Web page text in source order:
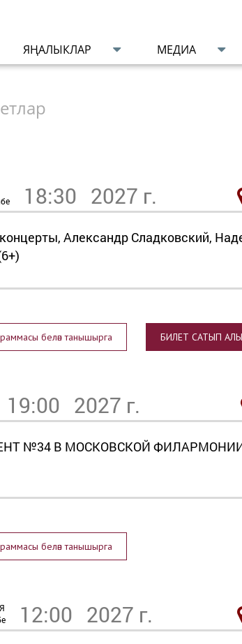
ЯҢАЛЫКЛАР МЕДИА
18:30 2027 г.
Александр Сладковский,
белән танышырга БИЛЕТ САТЫП
19:00 2027 г.
№34 В МОСКОВСКОЙ ФИЛАРМОНИИ
белән танышырга
12:00 2027 г.